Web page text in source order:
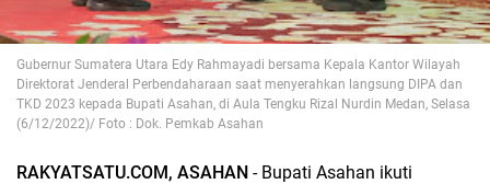
Gubernur Sumatera Utara Edy Rahmayadi bersama Kepala Kantor Wilayah
Direktorat Jenderal Perbendaharaan saat menyerahkan langsung DIPA dan
TKD 2023 kepada Bupati Asahan, di Aula Tengku Rizal Nurdin Medan, Selasa
(6/12/2022)/ Foto : Dok. Pemkab Asahan
RAKYATSATU.COM, ASAHAN - Bupati Asahan ikuti